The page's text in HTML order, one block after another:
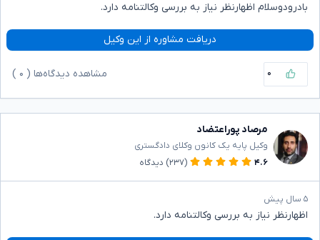
بادرودوسلام اظهارنظر نیاز به بررسی وکالتنامه دارد.
دریافت مشاوره از این وکیل
۰ مشاهده دیدگاه‌ها ( ۰
مرصاد پوراعتضاد
وکیل پایه یک کانون وکلای دادگستری
۴.۶
(۲۳۷) دیدگاه
۵ سال پیش
اظهارنظر نیاز به بررسی وکالتنامه دارد.